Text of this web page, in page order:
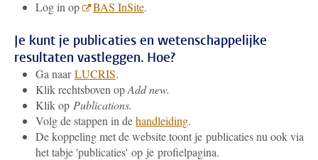
Log in op
BAS InSite.
Je kunt je publicaties en wetenschappelijke
resultaten vastleggen. Hoe?
Ga naarLUCRIS.
Klik rechtsboven opAdd new.
Klik op Publications.
Volg de stappen in dehandleiding.
De koppeling met de website toont je publicaties nu ook via
het tabje 'publicaties' op je profielpagina.